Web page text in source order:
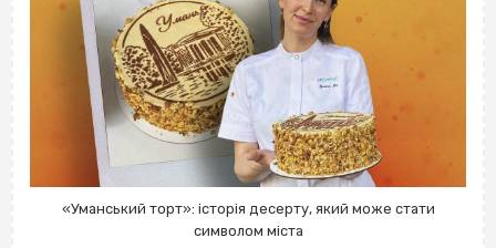
«Уманський торт»: історія десерту, який може стати
символом міста